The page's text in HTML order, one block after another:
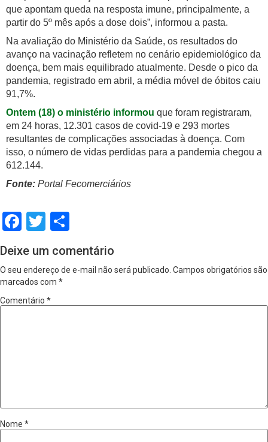
que apontam queda na resposta imune, principalmente, a
partir do 5º mês após a dose dois”, informou a pasta.
Na avaliação do Ministério da Saúde, os resultados do
avanço na vacinação refletem no cenário epidemiológico da
doença, bem mais equilibrado atualmente. Desde o pico da
pandemia, registrado em abril, a média móvel de óbitos caiu
91,7%.
Ontem (18) o ministério informou que foram registraram,
em 24 horas, 12.301 casos de covid-19 e 293 mortes
resultantes de complicações associadas à doença. Com
isso, o número de vidas perdidas para a pandemia chegou a
612.144.
Fonte: Portal Fecomerciários
Facebook
Twitter
Deixe um comentário
O seu endereço de e-mail não será publicado. Campos obrigatórios são
marcados com *
Comentário *
Nome *